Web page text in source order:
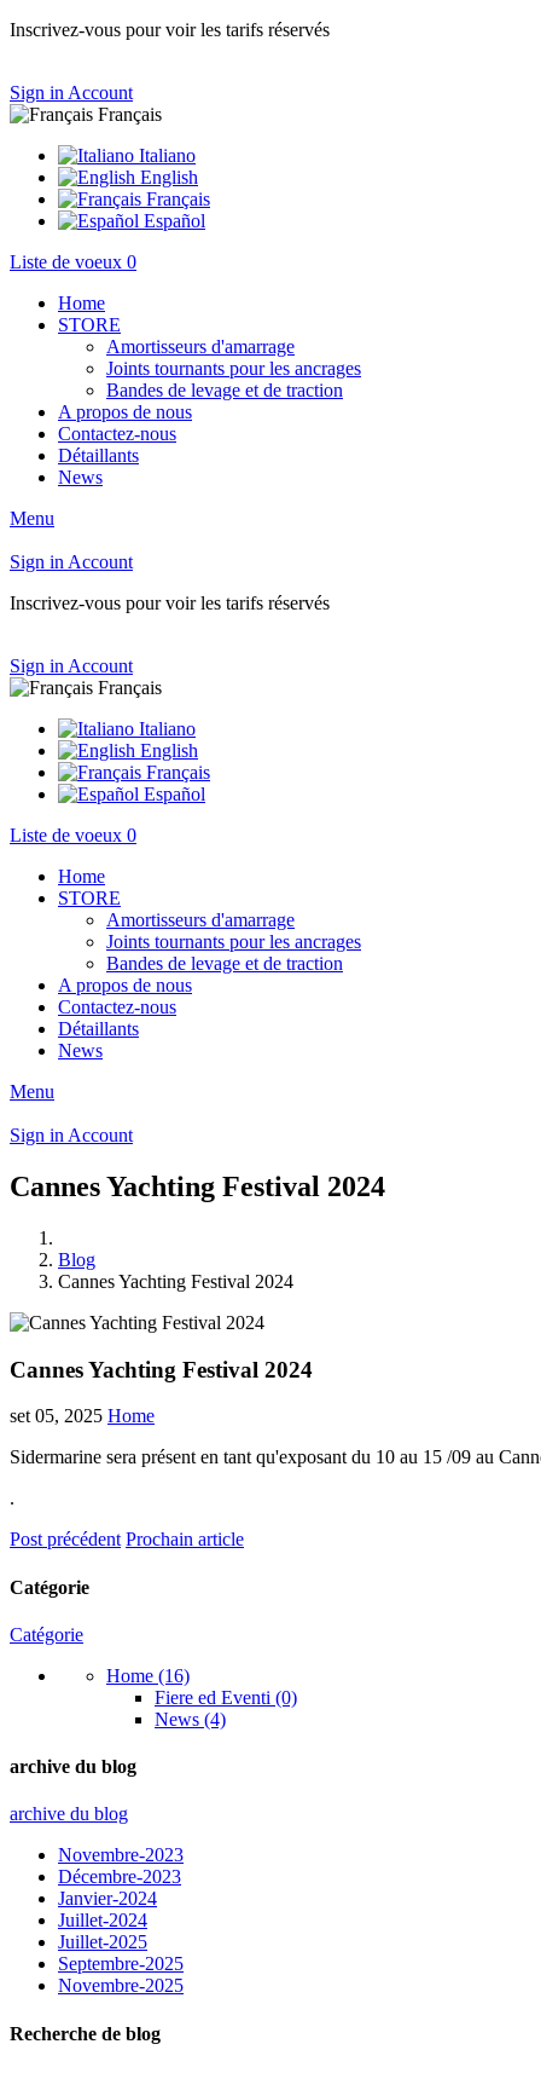
Inscrivez-vous pour voir les tarifs réservés
Sign in Account
Français
Italiano
English
Français
Español
Liste de voeux 0
Home
STORE
Amortisseurs d'amarrage
Joints tournants pour les ancrages
Bandes de levage et de traction
A propos de nous
Contactez-nous
Détaillants
News
Menu
Sign in Account
Inscrivez-vous pour voir les tarifs réservés
Sign in Account
Français
Italiano
English
Français
Español
Liste de voeux 0
Home
STORE
Amortisseurs d'amarrage
Joints tournants pour les ancrages
Bandes de levage et de traction
A propos de nous
Contactez-nous
Détaillants
News
Menu
Sign in Account
Cannes Yachting Festival 2024
Blog
Cannes Yachting Festival 2024
Cannes Yachting Festival 2024
set 05, 2025 Home
Sidermarine sera présent en tant qu'exposant du 10 au 15 /09 au
.
Post précédent Prochain article
Catégorie
Catégorie
Home (16)
Fiere ed Eventi (0)
News (4)
archive du blog
archive du blog
Novembre-2023
Décembre-2023
Janvier-2024
Juillet-2024
Juillet-2025
Septembre-2025
Novembre-2025
Recherche de blog